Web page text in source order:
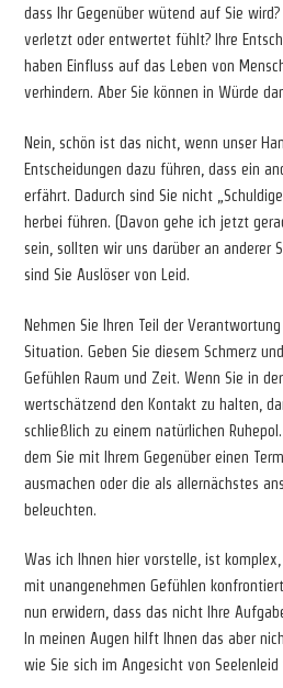
dass Ihr Gegenüber wütend auf Sie
verletzt oder entwertet fühlt? Ihre
haben Einfluss auf das Leben von
verhindern. Aber Sie können in Würde
Nein, schön ist das nicht, wenn unser
Entscheidungen dazu führen, dass ein
erfährt. Dadurch sind Sie nicht
herbei führen. (Davon gehe ich jetzt
sein, sollten wir uns darüber an anderer
sind Sie Auslöser von Leid.
Nehmen Sie Ihren Teil der
Situation. Geben Sie diesem Schmerz
Gefühlen Raum und Zeit. Wenn Sie in
wertschätzend den Kontakt zu halten,
schließlich zu einem natürlichen
dem Sie mit Ihrem Gegenüber einen
ausmachen oder die als allernächstes
beleuchten.
Was ich Ihnen hier vorstelle, ist
mit unangenehmen Gefühlen
nun erwidern, dass das nicht Ihre
In meinen Augen hilft Ihnen das aber
wie Sie sich im Angesicht von